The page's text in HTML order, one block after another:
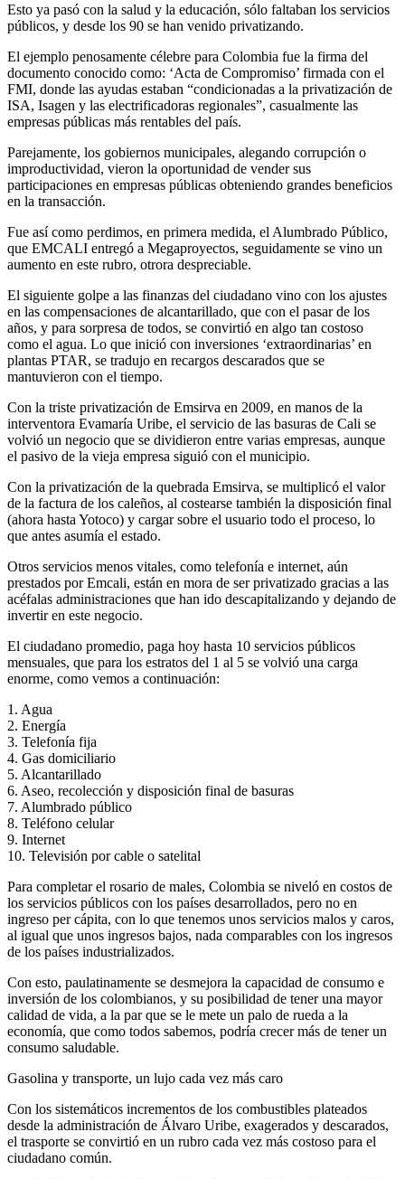
Esto ya pasó con la salud y la educación, sólo faltaban los servicios
públicos, y desde los 90 se han venido privatizando.
El ejemplo penosamente célebre para Colombia fue la firma del
documento conocido como: ‘Acta de Compromiso’ firmada con el
FMI, donde las ayudas estaban “condicionadas a la privatización de
ISA, Isagen y las electrificadoras regionales”, casualmente las
empresas públicas más rentables del país.
Parejamente, los gobiernos municipales, alegando corrupción o
improductividad, vieron la oportunidad de vender sus
participaciones en empresas públicas obteniendo grandes beneficios
en la transacción.
Fue así como perdimos, en primera medida, el Alumbrado Público,
que EMCALI entregó a Megaproyectos, seguidamente se vino un
aumento en este rubro, otrora despreciable.
El siguiente golpe a las finanzas del ciudadano vino con los ajustes
en las compensaciones de alcantarillado, que con el pasar de los
años, y para sorpresa de todos, se convirtió en algo tan costoso
como el agua. Lo que inició con inversiones ‘extraordinarias’ en
plantas PTAR, se tradujo en recargos descarados que se
mantuvieron con el tiempo.
Con la triste privatización de Emsirva en 2009, en manos de la
interventora Evamaría Uribe, el servicio de las basuras de Cali se
volvió un negocio que se dividieron entre varias empresas, aunque
el pasivo de la vieja empresa siguió con el municipio.
Con la privatización de la quebrada Emsirva, se multiplicó el valor
de la factura de los caleños, al costearse también la disposición final
(ahora hasta Yotoco) y cargar sobre el usuario todo el proceso, lo
que antes asumía el estado.
Otros servicios menos vitales, como telefonía e internet, aún
prestados por Emcali, están en mora de ser privatizado gracias a las
acéfalas administraciones que han ido descapitalizando y dejando de
invertir en este negocio.
El ciudadano promedio, paga hoy hasta 10 servicios públicos
mensuales, que para los estratos del 1 al 5 se volvió una carga
enorme, como vemos a continuación:
1. Agua
2. Energía
3. Telefonía fija
4. Gas domiciliario
5. Alcantarillado
6. Aseo, recolección y disposición final de basuras
7. Alumbrado público
8. Teléfono celular
9. Internet
10. Televisión por cable o satelital
Para completar el rosario de males, Colombia se niveló en costos de
los servicios públicos con los países desarrollados, pero no en
ingreso per cápita, con lo que tenemos unos servicios malos y caros,
al igual que unos ingresos bajos, nada comparables con los ingresos
de los países industrializados.
Con esto, paulatinamente se desmejora la capacidad de consumo e
inversión de los colombianos, y su posibilidad de tener una mayor
calidad de vida, a la par que se le mete un palo de rueda a la
economía, que como todos sabemos, podría crecer más de tener un
consumo saludable.
Gasolina y transporte, un lujo cada vez más caro
Con los sistemáticos incrementos de los combustibles plateados
desde la administración de Álvaro Uribe, exagerados y descarados,
el trasporte se convirtió en un rubro cada vez más costoso para el
ciudadano común.